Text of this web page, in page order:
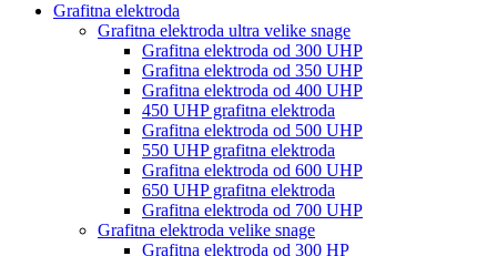
Grafitna elektroda
Grafitna elektroda ultra velike snage
Grafitna elektroda od 300 UHP
Grafitna elektroda od 350 UHP
Grafitna elektroda od 400 UHP
450 UHP grafitna elektroda
Grafitna elektroda od 500 UHP
550 UHP grafitna elektroda
Grafitna elektroda od 600 UHP
650 UHP grafitna elektroda
Grafitna elektroda od 700 UHP
Grafitna elektroda velike snage
Grafitna elektroda od 300 HP